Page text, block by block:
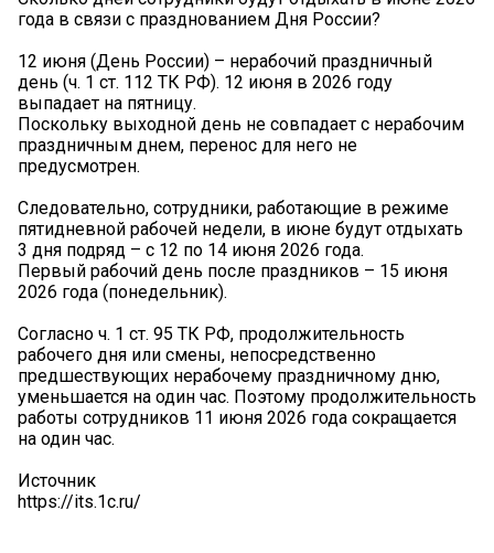
года в связи с празднованием Дня России?
12 июня (День России) – нерабочий праздничный
день (ч. 1 ст. 112 ТК РФ). 12 июня в 2026 году
выпадает на пятницу.
Поскольку выходной день не совпадает с нерабочим
праздничным днем, перенос для него не
предусмотрен.
Следовательно, сотрудники, работающие в режиме
пятидневной рабочей недели, в июне будут отдыхать
3 дня подряд – с 12 по 14 июня 2026 года.
Первый рабочий день после праздников – 15 июня
2026 года (понедельник).
Согласно ч. 1 ст. 95 ТК РФ, продолжительность
рабочего дня или смены, непосредственно
предшествующих нерабочему праздничному дню,
уменьшается на один час. Поэтому продолжительность
работы сотрудников 11 июня 2026 года сокращается
на один час.
Источник
https://its.1c.ru/